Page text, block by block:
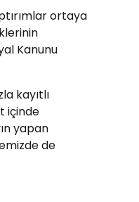
ortaya
Kanunu
kayıtlı
içinde
yapan
de